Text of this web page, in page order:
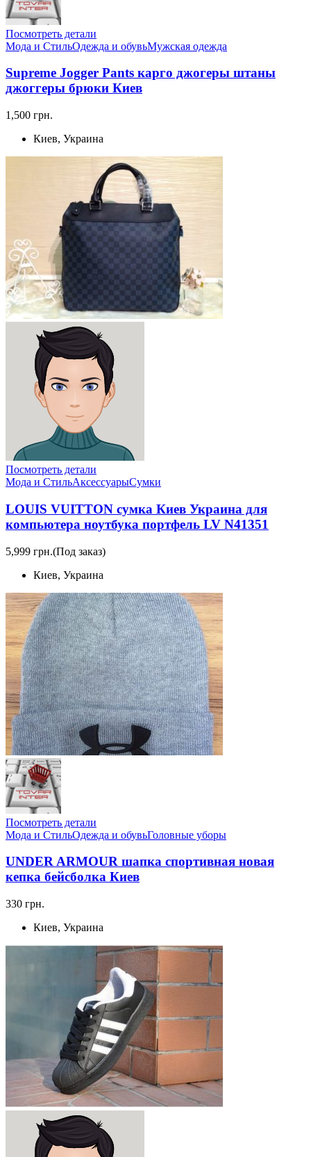
Посмотреть детали
Мода и СтильОдежда и обувьМужская одежда
Supreme Jogger Pants карго джогеры штаны
джоггеры брюки Киев
1,500 грн.
Киев, Украина
Посмотреть детали
Мода и СтильАксессуарыСумки
LOUIS VUITTON сумка Киев Украина для
компьютера ноутбука портфель LV N41351
5,999 грн.(Под заказ)
Киев, Украина
Посмотреть детали
Мода и СтильОдежда и обувьГоловные уборы
UNDER ARMOUR шапка спортивная новая
кепка бейсболка Киев
330 грн.
Киев, Украина